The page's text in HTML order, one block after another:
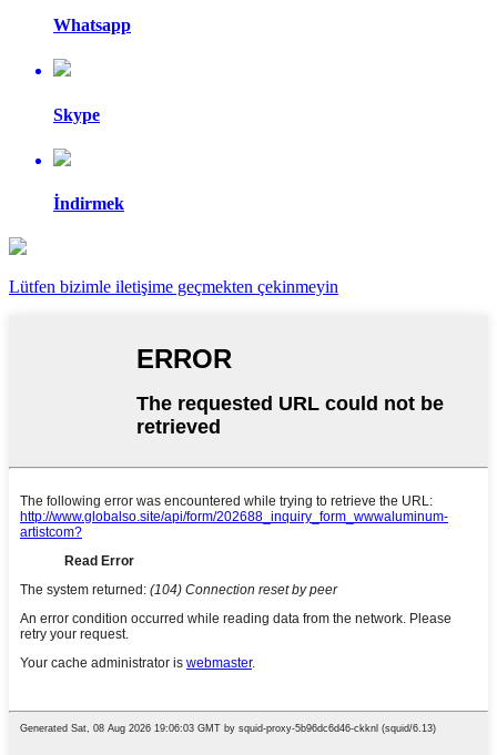
Whatsapp
Skype
İndirmek
Lütfen bizimle iletişime geçmekten çekinmeyin